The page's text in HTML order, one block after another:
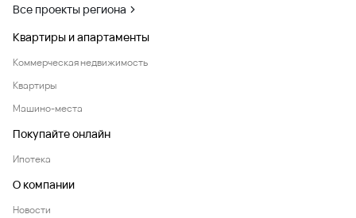
Все проекты региона
Квартиры и апартаменты
Коммерческая недвижимость
Квартиры
Машино-места
Покупайте онлайн
Ипотека
О компании
Новости